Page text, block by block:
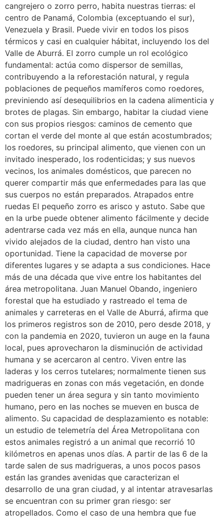
cangrejero o zorro perro, habita nuestras tierras: el
centro de Panamá, Colombia (exceptuando el sur),
Venezuela y Brasil. Puede vivir en todos los pisos
térmicos y casi en cualquier hábitat, incluyendo los del
Valle de Aburrá. El zorro cumple un rol ecológico
fundamental: actúa como dispersor de semillas,
contribuyendo a la reforestación natural, y regula
poblaciones de pequeños mamíferos como roedores,
previniendo así desequilibrios en la cadena alimenticia y
brotes de plagas. Sin embargo, habitar la ciudad viene
con sus propios riesgos: caminos de cemento que
cortan el verde del monte al que están acostumbrados;
los roedores, su principal alimento, que vienen con un
invitado inesperado, los rodenticidas; y sus nuevos
vecinos, los animales domésticos, que parecen no
querer compartir más que enfermedades para las que
sus cuerpos no están preparados. Atrapados entre
ruedas El pequeño zorro es arisco y astuto. Sabe que
en la urbe puede obtener alimento fácilmente y decide
adentrarse cada vez más en ella, aunque nunca han
vivido alejados de la ciudad, dentro han visto una
oportunidad. Tiene la capacidad de moverse por
diferentes lugares y se adapta a sus condiciones. Hace
más de una década que vive entre los habitantes del
área metropolitana. Juan Manuel Obando, ingeniero
forestal que ha estudiado y rastreado el tema de
animales y carreteras en el Valle de Aburrá, afirma que
los primeros registros son de 2010, pero desde 2018, y
con la pandemia en 2020, tuvieron un auge en la fauna
local, pues aprovecharon la disminución de actividad
humana y se acercaron al centro. Viven entre las
laderas y los cerros tutelares; normalmente tienen sus
madrigueras en zonas con más vegetación, en donde
pueden tener un área segura y sin tanto movimiento
humano, pero en las noches se mueven en busca de
alimento. Su capacidad de desplazamiento es notable:
un estudio de telemetría del Área Metropolitana con
estos animales registró a un animal que recorrió 10
kilómetros en apenas unos días. A partir de las 6 de la
tarde salen de sus madrigueras, a unos pocos pasos
están las grandes avenidas que caracterizan el
desarrollo de una gran ciudad, y al intentar atravesarlas
se encuentran con su primer gran riesgo: ser
atropellados. Como el caso de una hembra que fue